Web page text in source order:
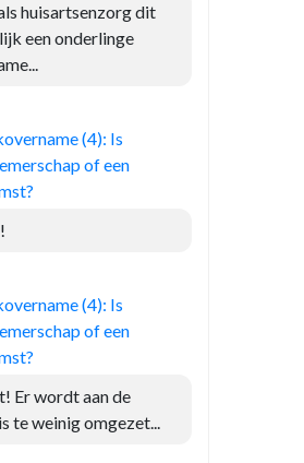
huisartsenzorg dit
een onderlinge
(4): Is
of een
(4): Is
of een
Er wordt aan de
te weinig omgezet...